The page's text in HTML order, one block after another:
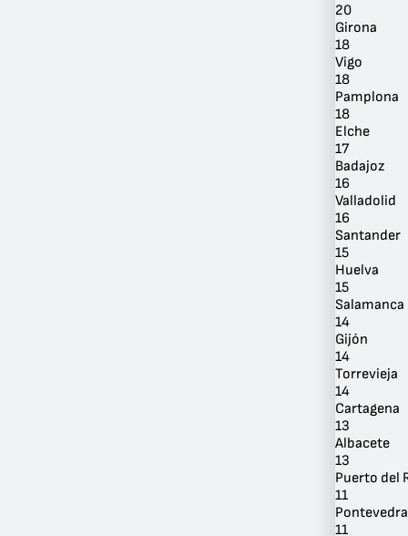
Ubicación
20
Girona
18
Vigo
18
Pamplona
18
Elche
17
Badajoz
16
Valladolid
16
Santander
15
Huelva
15
Salamanca
14
Gijón
14
Torrevieja
14
Cartagena
13
Albacete
13
Puerto del
11
Pontevedra
11